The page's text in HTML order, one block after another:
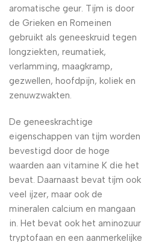
aromatische geur. Tijm is door
de Grieken en Romeinen
gebruikt als geneeskruid tegen
longziekten, reumatiek,
verlamming, maagkramp,
gezwellen, hoofdpijn, koliek en
zenuwzwakten.
De geneeskrachtige
eigenschappen van tijm worden
bevestigd door de hoge
waarden aan vitamine K die het
bevat. Daarnaast bevat tijm ook
veel ijzer, maar ook de
mineralen calcium en mangaan
in. Het bevat ook het aminozuur
tryptofaan en een aanmerkelijke